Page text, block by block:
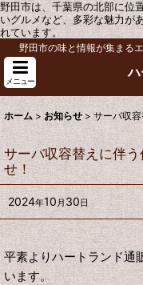
野田市は、千葉県の北部に位
いグルメなど、多彩な魅力が
れています。
野田市の味と情報が集まる
メニュー
ホーム > お知らせ > サーバ収
サーバ収容替えに伴
せ！
2024年10月30日
平素よりハートランド通
います。